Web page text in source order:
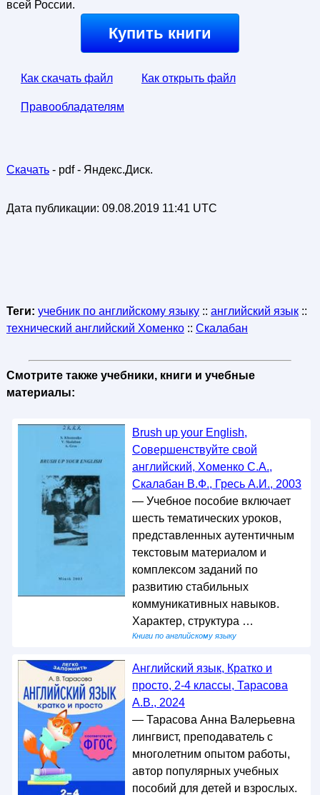
всей России.
Купить книги
Как скачать файл Как открыть файл
Правообладателям
Скачать- pdf - Яндекс.Диск.
Дата публикации: 09.08.2019 11:41 UTC
Теги: учебник по английскому языку:: английский язык::
технический английский Хоменко:: Скалабан
Смотрите также учебники, книги и учебные
материалы:
Brush up your English,
Совершенствуйте свой
английский, Хоменко С.А.,
Скалабан В.Ф., Гресь А.И., 2003
— Учебное пособие включает
шесть тематических уроков,
представленных аутентичным
текстовым материалом и
комплексом заданий по
развитию стабильных
коммуникативных навыков.
Характер, структура …
Книги по английскому языку
Английский язык, Кратко и
просто, 2-4 классы, Тарасова
А.В., 2024
— Тарасова Анна Валерьевна
лингвист, преподаватель с
многолетним опытом работы,
автор популярных учебных
пособий для детей и взрослых.